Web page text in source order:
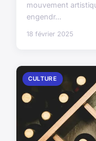
mouvement
engendr...
18 février 2025
CULTURE